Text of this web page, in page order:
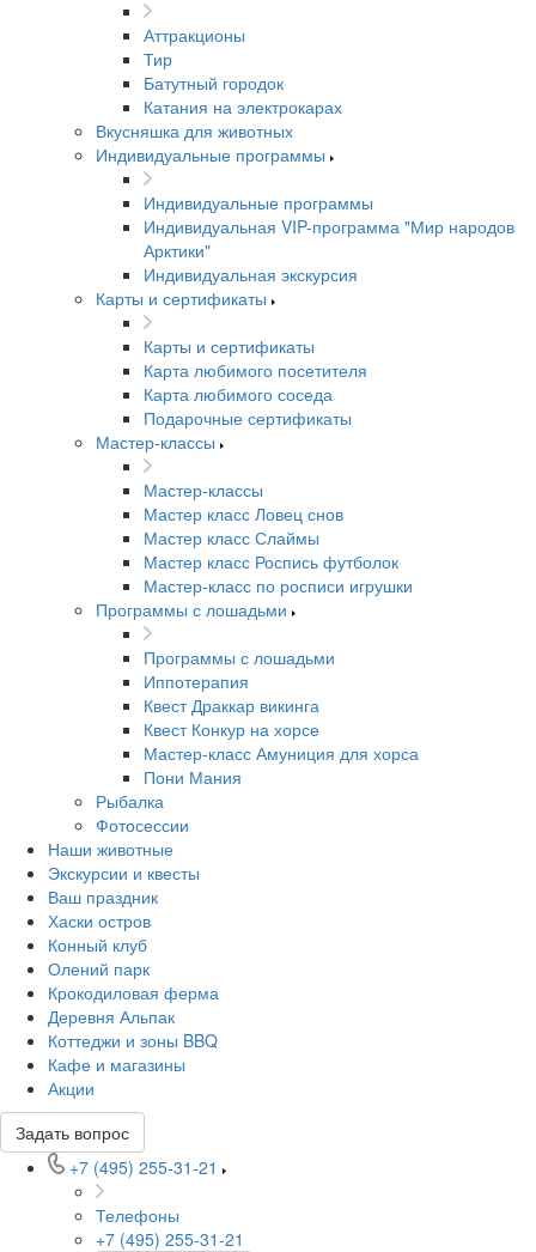
Аттракционы
Тир
Батутный городок
Катания на электрокарах
Вкусняшка для животных
Индивидуальные программы
Индивидуальные программы
Индивидуальная VIP-программа "Мир народов
Арктики"
Индивидуальная экскурсия
Карты и сертификаты
Карты и сертификаты
Карта любимого посетителя
Карта любимого соседа
Подарочные сертификаты
Мастер-классы
Мастер-классы
Мастер класс Ловец снов
Мастер класс Слаймы
Мастер класс Роспись футболок
Мастер-класс по росписи игрушки
Программы с лошадьми
Программы с лошадьми
Иппотерапия
Квест Драккар викинга
Квест Конкур на хорсе
Мастер-класс Амуниция для хорса
Пони Мания
Рыбалка
Фотосессии
Наши животные
Экскурсии и квесты
Ваш праздник
Хаски остров
Конный клуб
Олений парк
Крокодиловая ферма
Деревня Альпак
Коттеджи и зоны BBQ
Кафе и магазины
Акции
Задать вопрос
+7 (495) 255-31-21
Телефоны
+7 (495) 255-31-21